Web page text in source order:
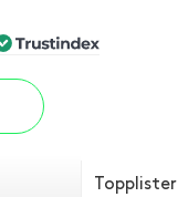
Topplister